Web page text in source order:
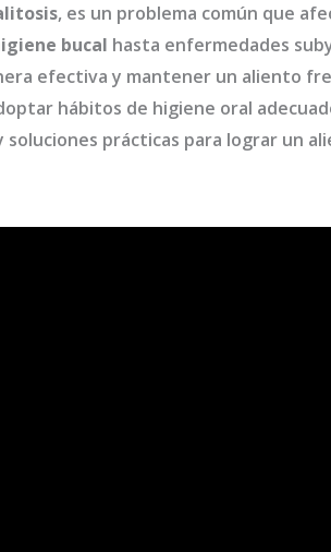
, es un problema común que
bucal hasta enfermedades
efectiva y mantener un aliento
hábitos de higiene oral
prácticas para lograr un